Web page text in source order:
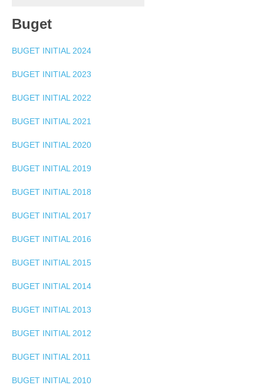
Buget
BUGET INITIAL 2024
BUGET INITIAL 2023
BUGET INITIAL 2022
BUGET INITIAL 2021
BUGET INITIAL 2020
BUGET INITIAL 2019
BUGET INITIAL 2018
BUGET INITIAL 2017
BUGET INITIAL 2016
BUGET INITIAL 2015
BUGET INITIAL 2014
BUGET INITIAL 2013
BUGET INITIAL 2012
BUGET INITIAL 2011
BUGET INITIAL 2010